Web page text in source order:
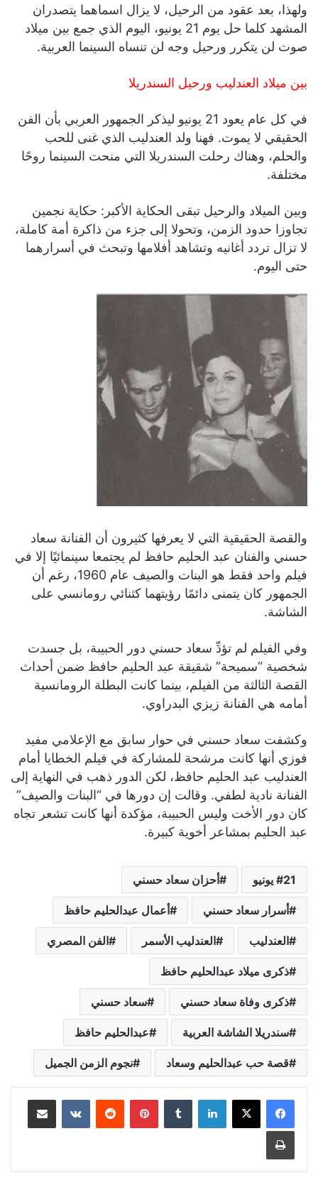
ولهذا، بعد عقود من الرحيل، لا يزال اسماهما يتصدران
المشهد كلما حل يوم 21 يونيو، اليوم الذي جمع بين ميلاد
صوت لن يتكرر ورحيل وجه لن تنساه السينما العربية.
بين ميلاد العندليب ورحيل السندريلا
في كل عام يعود 21 يونيو ليذكر الجمهور العربي بأن الفن
الحقيقي لا يموت. فهنا ولد العندليب الذي غنى للحب
والحلم، وهناك رحلت السندريلا التي منحت السينما روحًا
مختلفة.
وبين الميلاد والرحيل تبقى الحكاية الأكبر: حكاية نجمين
تجاوزا حدود الزمن، وتحولا إلى جزء من ذاكرة أمة كاملة،
لا تزال تردد أغانيه وتشاهد أفلامها وتبحث في أسرارهما
حتى اليوم.
والقصة الحقيقية التي لا يعرفها كثيرون أن الفنانة سعاد
حسني والفنان عبد الحليم حافظ لم يجتمعا سينمائيًا إلا في
فيلم واحد فقط هو البنات والصيف عام 1960، رغم أن
الجمهور كان يتمنى دائمًا رؤيتهما كثنائي رومانسي على
الشاشة.
وفي الفيلم لم تؤدِّ سعاد حسني دور الحبيبة، بل جسدت
شخصية “سميحة” شقيقة عبد الحليم حافظ ضمن أحداث
القصة الثالثة من الفيلم، بينما كانت البطلة الرومانسية
أمامه هي الفنانة زيزي البدراوي.
وكشفت سعاد حسني في حوار سابق مع الإعلامي مفيد
فوزي أنها كانت مرشحة للمشاركة في فيلم الخطايا أمام
العندليب عبد الحليم حافظ، لكن الدور ذهب في النهاية إلى
الفنانة نادية لطفي. وقالت إن دورها في “البنات والصيف”
كان دور الأخت وليس الحبيبة، مؤكدة أنها كانت تشعر تجاه
عبد الحليم بمشاعر أخوية كبيرة.
21 يونيو أحزان سعاد حسني
أسرار سعاد حسني أعمال عبدالحليم حافظ
العندليب العندليب الأسمر الفن المصري
ذكرى ميلاد عبدالحليم حافظ
ذكرى وفاة سعاد حسني سعاد حسني
سندريلا الشاشة العربية عبدالحليم حافظ
قصة حب عبدالحليم وسعاد نجوم الزمن الجميل
لينكدإن بينتيريست مشاركة عبر البريد
طباعة